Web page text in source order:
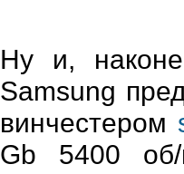
Ну и,
Samsung
винчестером
Gb 5400 об/